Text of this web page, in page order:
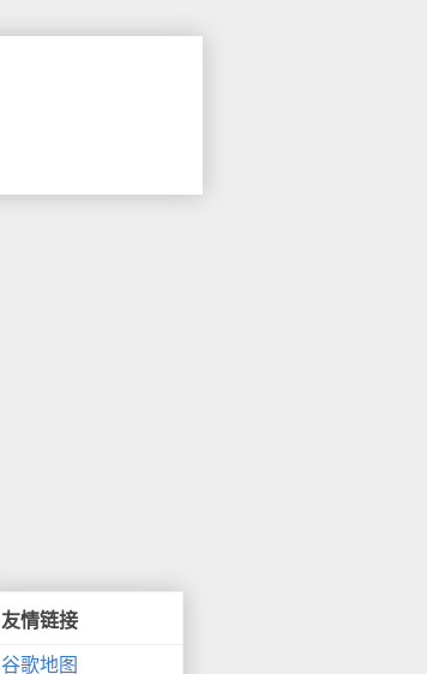
友情链接
谷歌地图